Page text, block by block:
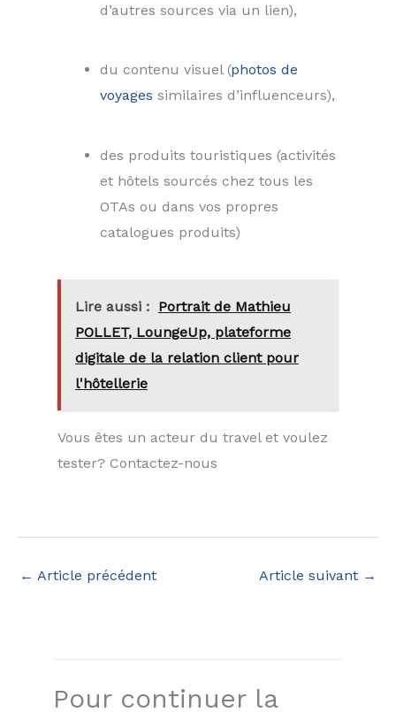
d’autres sources via un lien),
du contenu visuel (photos de
voyages similaires d’influenceurs),
des produits touristiques (activités
et hôtels sourcés chez tous les
OTAs ou dans vos propres
catalogues produits)
Lire aussi : Portrait de Mathieu
POLLET, LoungeUp, plateforme
digitale de la relation client pour
l'hôtellerie
Vous êtes un acteur du travel et voulez
tester? Contactez-nous
← Article précédent Article suivant →
Pour continuer la